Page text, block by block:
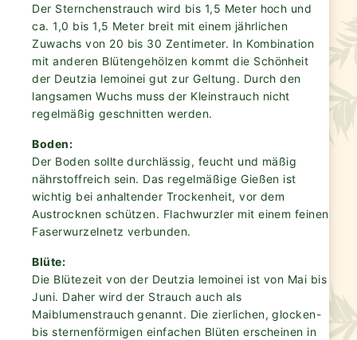
Der Sternchenstrauch wird bis 1,5 Meter hoch und
ca. 1,0 bis 1,5 Meter breit mit einem jährlichen
Zuwachs von 20 bis 30 Zentimeter. In Kombination
mit anderen Blütengehölzen kommt die Schönheit
der Deutzia lemoinei gut zur Geltung. Durch den
langsamen Wuchs muss der Kleinstrauch nicht
regelmäßig geschnitten werden.
Boden:
Der Boden sollte durchlässig, feucht und mäßig
nährstoffreich sein. Das regelmäßige Gießen ist
wichtig bei anhaltender Trockenheit, vor dem
Austrocknen schützen. Flachwurzler mit einem feinen
Faserwurzelnetz verbunden.
Blüte:
Die Blütezeit von der Deutzia lemoinei ist von Mai bis
Juni. Daher wird der Strauch auch als
Maiblumenstrauch genannt. Die zierlichen, glocken-
bis sternenförmigen einfachen Blüten erscheinen in